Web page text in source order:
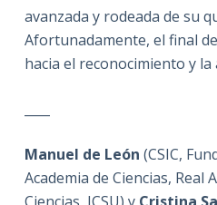
avanzada y rodeada de su
Afortunadamente, el final
hacia el reconocimiento y
Manuel de León (CSIC,
Academia de Ciencias, Real